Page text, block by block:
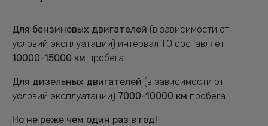
Для бензиновых двигателей (в зависимости от
условий эксплуатации) интервал ТО составляет
10000-15000 км пробега.
Для дизельных двигателей (в зависимости от
условий эксплуатации) 7000-10000 км пробега.
Но не реже чем один раз в год!